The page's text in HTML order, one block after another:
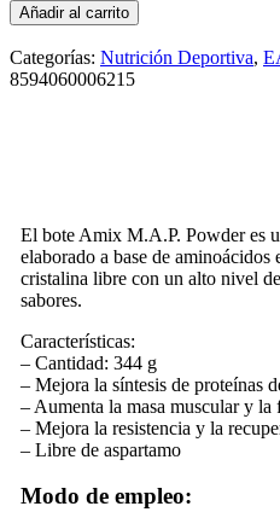
Añadir al carrito
Categorías: Nutrición Deportiva,
8594060006215
El bote Amix M.A.P. Powder es
elaborado a base de aminoácidos
cristalina libre con un alto nivel
sabores.
Características:
– Cantidad: 344 g
– Mejora la síntesis de proteínas
– Aumenta la masa muscular y la
– Mejora la resistencia y la
– Libre de aspartamo
Modo de empleo: